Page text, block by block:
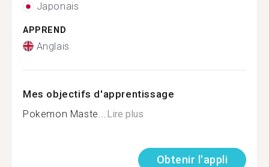
Japonais
APPREND
Anglais
Mes objectifs d'apprentissage
Pokemon Maste... Lire plus
Obtenir l'appli